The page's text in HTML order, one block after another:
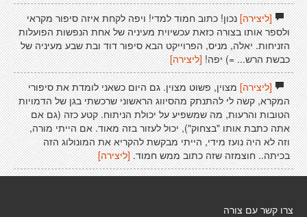
[ליצירה]נכון! כתוב חמוד למדי! ויפה לקחת איזה סיפור מקראי
ולספר אותו בצורה כזאת עכשיוית מעיניה של אחת הנפשות הפועלות
הזניחות. יאלה, מניס, הפרוייקט הבא סיפור דוד ובת שבע מעיניה של
כבשת הרש... =) יפה![ליצירה]
[ליצירה]מצוין, פשוט מצוין. גם היום כשאני לומדת את סיפורי
המקרא, קשה לי להתנתק מהסיווג הראשוני שרכשתי בגן של הדמויות
הטובות והרעות, מה שמשפיע על יכולת הניתוח. קטע כזה (גם אם
אתה כתבת אותו "בצחוק"), יכול לעזור בזה מאוד. אם הייתי מורה,
וזה לא היה נועז מידי, הייתי מבקשת להקריא את המונולוג הזה
בכיתה.. חוצמזה שזה כתוב ממש חמוד. [ליצירה]
צרו קשר עם צורה